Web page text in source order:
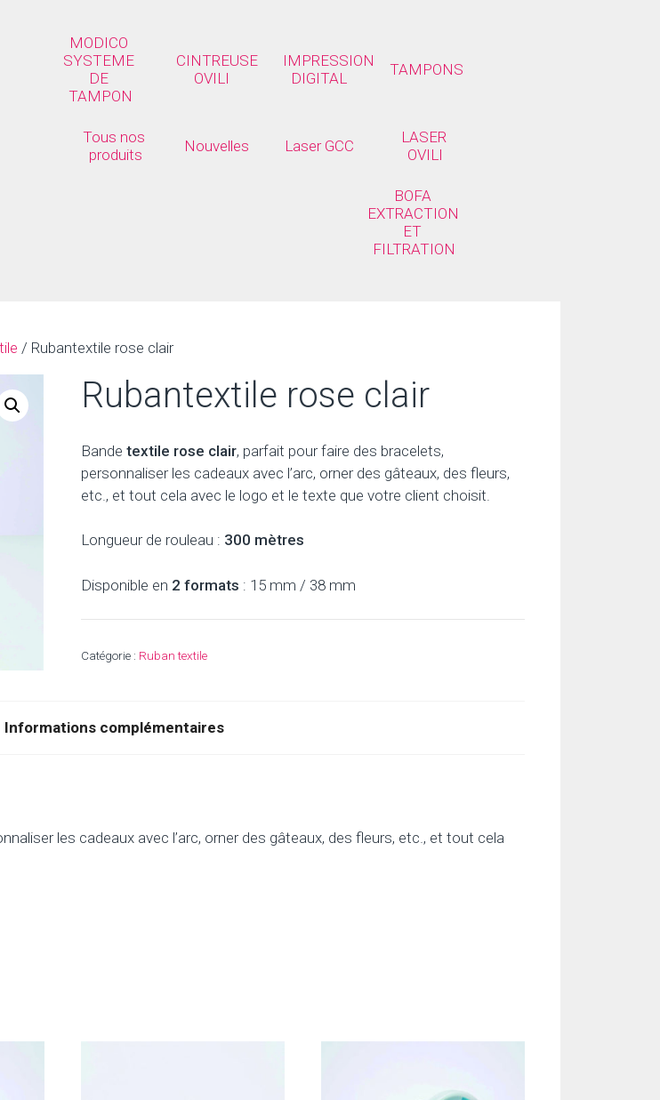
MODICO
SYSTEME
DE
TAMPON
CINTREUSE
OVILI
IMPRESSION
DIGITAL
TAMPONS
Tous nos
produits
Nouvelles Laser GCC
LASER
OVILI
BOFA
EXTRACTION
ET
FILTRATION
/ Rubantextile rose clair
Rubantextile rose clair
Bande textile rose clair, parfait pour faire des bracelets,
personnaliser les cadeaux avec l’arc, orner des gâteaux, des fleurs,
etc., et tout cela avec le logo et le texte que votre client choisit.
Longueur de rouleau : 300 mètres
Disponible en 2 formats : 15 mm / 38 mm
Catégorie : Ruban textile
Informations complémentaires
les cadeaux avec l’arc, orner des gâteaux, des fleurs, etc., et tout cela